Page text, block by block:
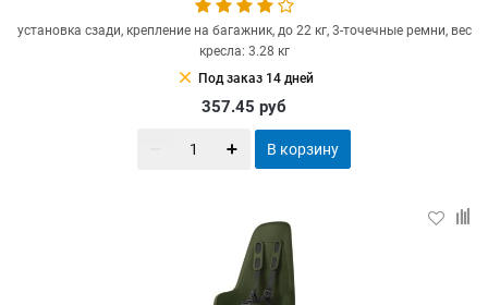
установка сзади, крепление на багажник, до 22 кг, 3-точечные ремни, вес
кресла: 3.28 кг
clear Под заказ 14 дней
357.45 руб
В корзину